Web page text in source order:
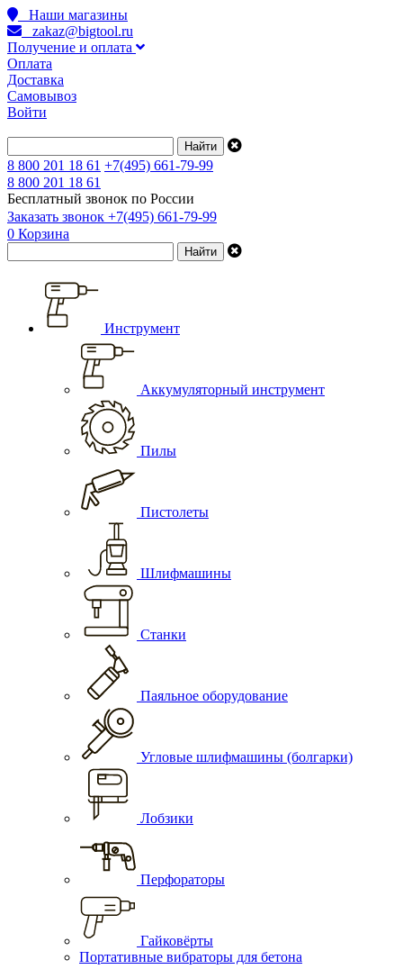
Наши магазины
zakaz@bigtool.ru
Получение и оплата
Оплата
Доставка
Самовывоз
Войти
8 800 201 18 61 +7(495) 661-79-99
8 800 201 18 61
Бесплатный звонок по России
Заказать звонок +7(495) 661-79-99
0 Корзина
Инструмент
Аккумуляторный инструмент
Пилы
Пистолеты
Шлифмашины
Станки
Паяльное оборудование
Угловые шлифмашины (болгарки)
Лобзики
Перфораторы
Гайковёрты
Портативные вибраторы для бетона